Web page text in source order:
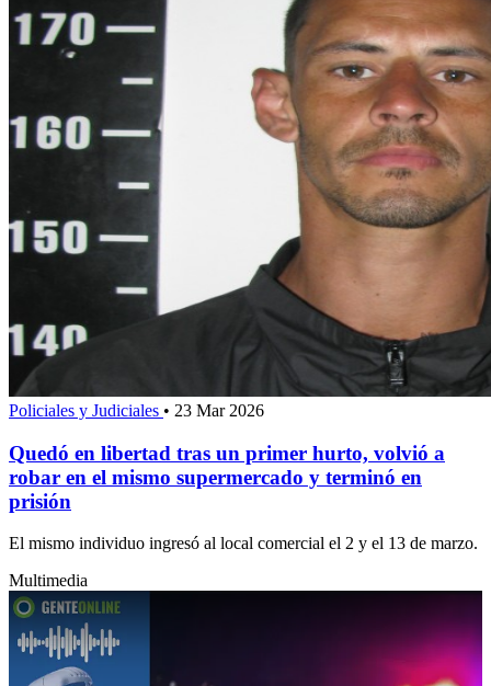
Policiales y Judiciales • 23 Mar 2026
Quedó en libertad tras un primer hurto, volvió a
robar en el mismo supermercado y terminó en
prisión
El mismo individuo ingresó al local comercial el 2 y el 13 de marzo.
Multimedia